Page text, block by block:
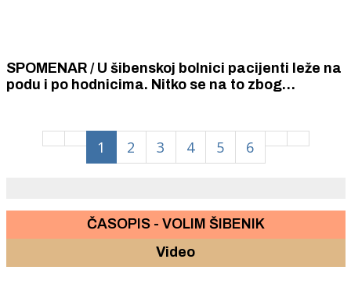
SPOMENAR / U šibenskoj bolnici pacijenti leže na
podu i po hodnicima. Nitko se na to zbog
1 2 3 4 5 6
ČASOPIS - VOLIM ŠIBENIK
Video